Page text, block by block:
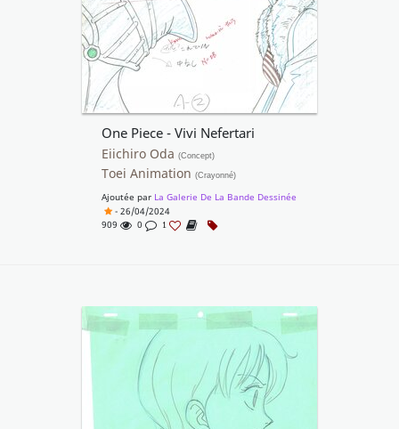
One Piece - Vivi Nefertari
Eiichiro Oda (Concept)
Toei Animation (Crayonné)
Ajoutée par La Galerie De La Bande Dessinée
- 26/04/2024
909
0 1